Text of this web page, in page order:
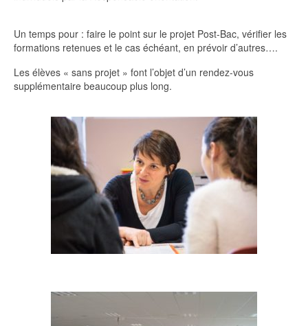
Un temps pour : faire le point sur le projet Post-Bac, vérifier les
formations retenues et le cas échéant, en prévoir d’autres….
Les élèves « sans projet » font l’objet d’un rendez-vous
supplémentaire beaucoup plus long.